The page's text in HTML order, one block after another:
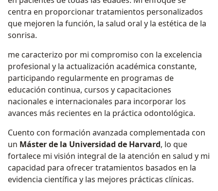
centra en proporcionar tratamientos personalizados
que mejoren la función, la salud oral y la estética de la
sonrisa.
me caracterizo por mi compromiso con la excelencia
profesional y la actualización académica constante,
participando regularmente en programas de
educación continua, cursos y capacitaciones
nacionales e internacionales para incorporar los
avances más recientes en la práctica odontológica.
Cuento con formación avanzada complementada con
un Máster de la Universidad de Harvard, lo que
fortalece mi visión integral de la atención en salud y mi
capacidad para ofrecer tratamientos basados en la
evidencia científica y las mejores prácticas clínicas.